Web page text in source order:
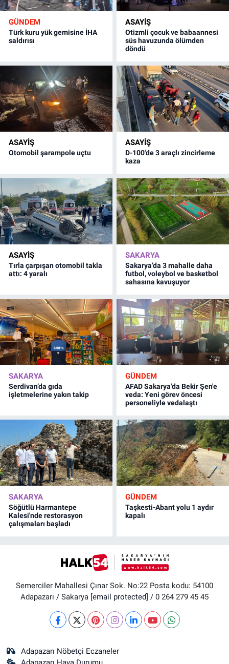
GÜNDEM
Türk kuru yük gemisine İHA
saldırısı
ASAYİŞ
Otizmli çocuk ve babaannesi
süs havuzunda ölümden
döndü
ASAYİŞ
Otomobil şarampole uçtu
ASAYİŞ
D-100'de 3 araçlı zincirleme
kaza
ASAYİŞ
Tırla çarpışan otomobil takla
attı: 4 yaralı
SAKARYA
Sakarya’da 3 mahalle daha
futbol, voleybol ve basketbol
sahasına kavuşuyor
SAKARYA
Serdivan’da gıda
işletmelerine yakın takip
GÜNDEM
AFAD Sakarya'da Bekir Şen'e
veda: Yeni görev öncesi
personeliyle vedalaştı
SAKARYA
Söğütlü Harmantepe
Kalesi'nde restorasyon
çalışmaları başladı
GÜNDEM
Taşkesti-Abant yolu 1 aydır
kapalı
Semerciler Mahallesi Çınar Sok. No:22 Posta kodu: 54100
Adapazarı / Sakarya [email protected] / 0 264 279 45 45
Adapazarı Nöbetçi Eczaneler